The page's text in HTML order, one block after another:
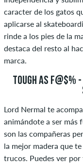
caracter de los gatos
aplicarse al
rinde a los pies de la
destaca del resto al
marca.
TOUGH AS F@$% -
Lord Nermal te
animándote a ser más
son las compañeras
la mejor madera que
trucos. Puedes ver